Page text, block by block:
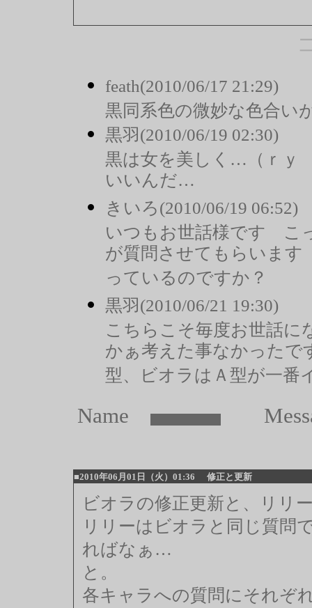
feath(2010/06/17 21:29)
黒同系色の微妙な色合い
黒羽(2010/06/19 02:30)
黒は女を美しく…（ｒ
いいんだ…
きいろ(2010/06/19 06:52)
いつもお世話様です こ
が質問させてもらいま
っているのですか？
黒羽(2010/06/21 19:30)
こちらこそ毎度お世話
かぁ考えた事なかった
型、ビオラはＡ型が一
Name
■2010年06月01日（火）01:36 修正と更新
ビオラの修正更新と、リリ
リリーはビオラと同じ質問
ればなぁ…
と。
各キャラへの質問にそれぞ